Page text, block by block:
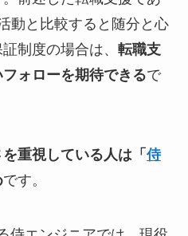
動と比較すると随分と心
制度の場合は、 転職支
ォローを期待できるで
重視している人は「 侍
です。